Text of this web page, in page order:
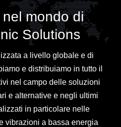
mondo di
Solutions
a livello globale e di
e distribuiamo in tutto il
nel campo delle soluzioni
e alternative e negli ultimi
in particolare nelle
vibrazioni a bassa energia